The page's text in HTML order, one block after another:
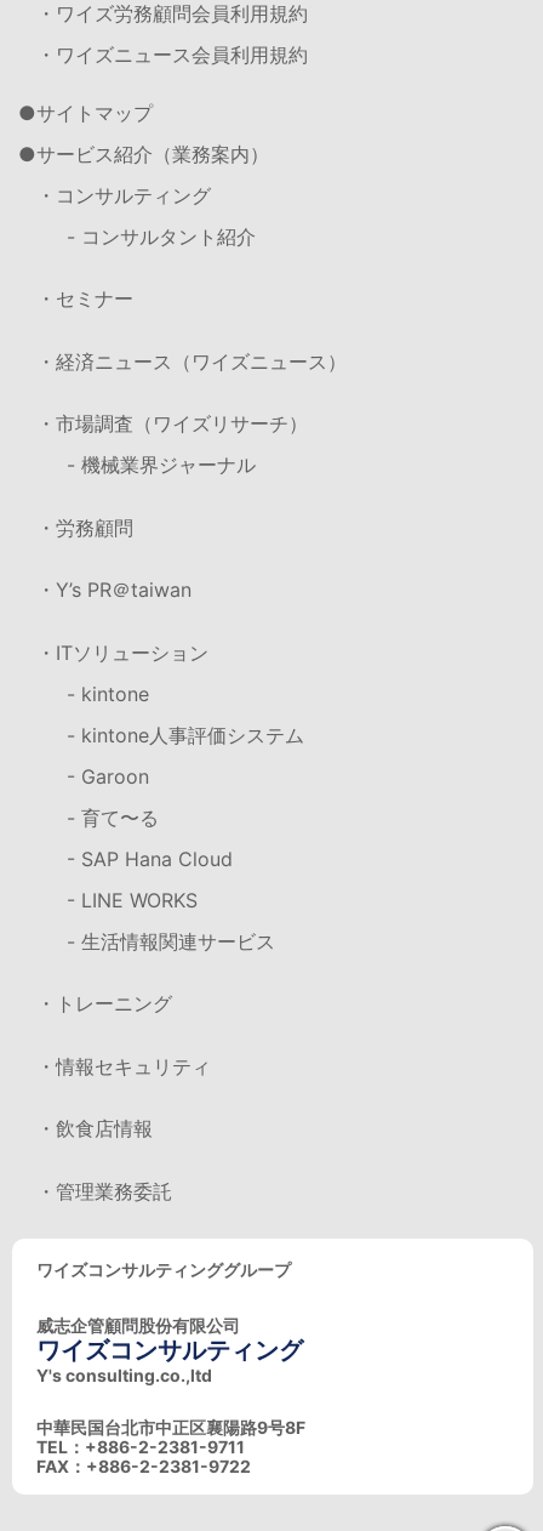
・ワイズ労務顧問会員利用規約
・ワイズニュース会員利用規約
サイトマップ
サービス紹介（業務案内）
・コンサルティング
- コンサルタント紹介
・セミナー
・経済ニュース（ワイズニュース）
・市場調査（ワイズリサーチ）
- 機械業界ジャーナル
・労務顧問
・Y’s PR＠taiwan
・ITソリューション
- kintone
- kintone人事評価システム
- Garoon
- 育て〜る
- SAP Hana Cloud
- LINE WORKS
- 生活情報関連サービス
・トレーニング
・情報セキュリティ
・飲食店情報
・管理業務委託
ワイズコンサルティンググループ
威志企管顧問股份有限公司
ワイズコンサルティング
Y's consulting.co.,ltd
中華民国台北市中正区襄陽路9号8F
TEL：+886-2-2381-9711
FAX：+886-2-2381-9722